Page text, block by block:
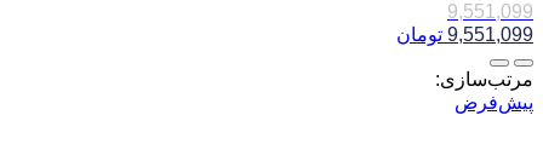
9,551,099
9,551,099 تومان
مرتب‌سازی:
پیش‌فرض